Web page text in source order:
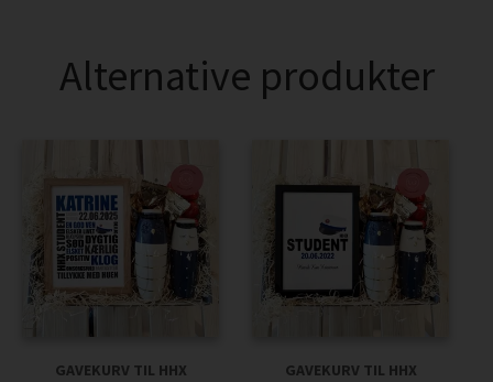
Alternative produkter
GAVEKURV TIL HHX
GAVEKURV TIL HHX